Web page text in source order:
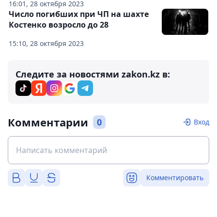
16:01, 28 октября 2023
15:10, 28 октября 2023
Число погибших при ЧП на шахте
Костенко возросло до 28
Следите за новостями zakon.kz в:
Комментарии 0 Вход
Комментировать